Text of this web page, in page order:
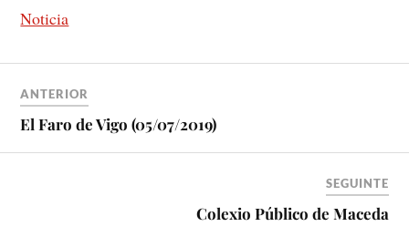
Noticia
ANTERIOR
El Faro de Vigo (05/07/2019)
SEGUINTE
Colexio Público de Maceda